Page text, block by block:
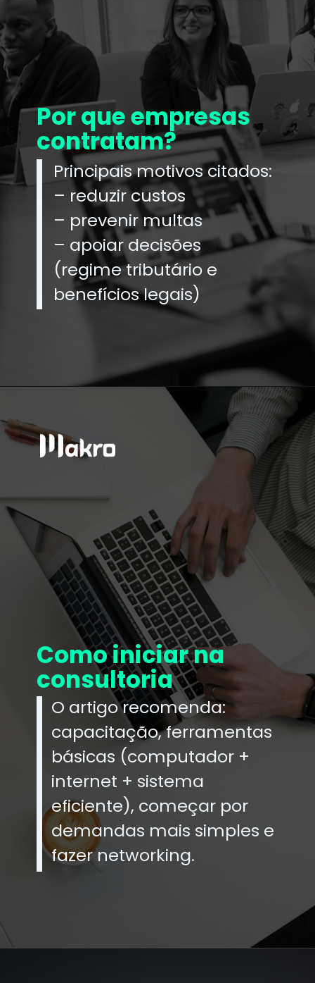
Por que empresas
contratam?
Principais motivos citados:
– reduzir custos
– prevenir multas
– apoiar decisões
(regime tributário e
benefícios legais)
Como iniciar na
consultoria
O artigo recomenda:
capacitação, ferramentas
básicas (computador +
internet + sistema
eficiente), começar por
demandas mais simples e
fazer networking.